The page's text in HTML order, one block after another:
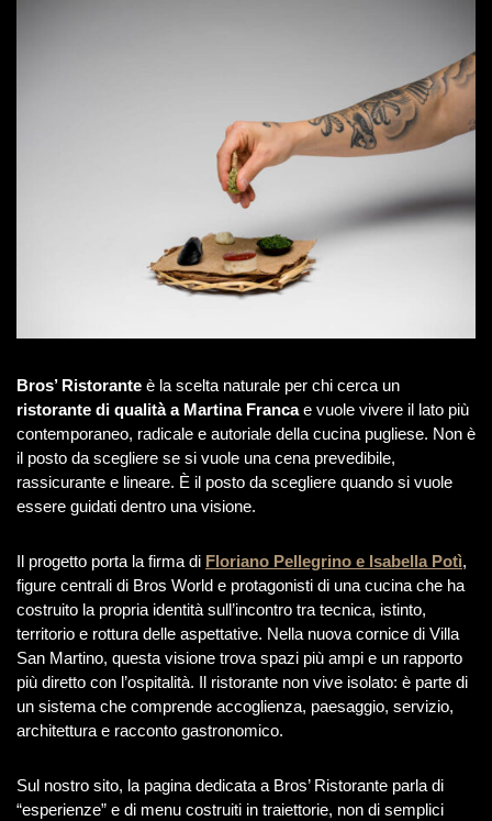
Bros’ Ristorante è la scelta naturale per chi cerca un
ristorante di qualità a Martina Francae vuole vivere il lato più
contemporaneo, radicale e autoriale della cucina pugliese. Non è
il posto da scegliere se si vuole una cena prevedibile,
rassicurante e lineare. È il posto da scegliere quando si vuole
essere guidati dentro una visione.
Il progetto porta la firma di Floriano Pellegrino e Isabella Potì,
figure centrali di Bros World e protagonisti di una cucina che ha
costruito la propria identità sull’incontro tra tecnica, istinto,
territorio e rottura delle aspettative. Nella nuova cornice di Villa
San Martino, questa visione trova spazi più ampi e un rapporto
più diretto con l’ospitalità. Il ristorante non vive isolato: è parte di
un sistema che comprende accoglienza, paesaggio, servizio,
architettura e racconto gastronomico.
Sul nostro sito, la pagina dedicata a Bros’ Ristorante parla di
“esperienze” e di menu costruiti in traiettorie, non di semplici